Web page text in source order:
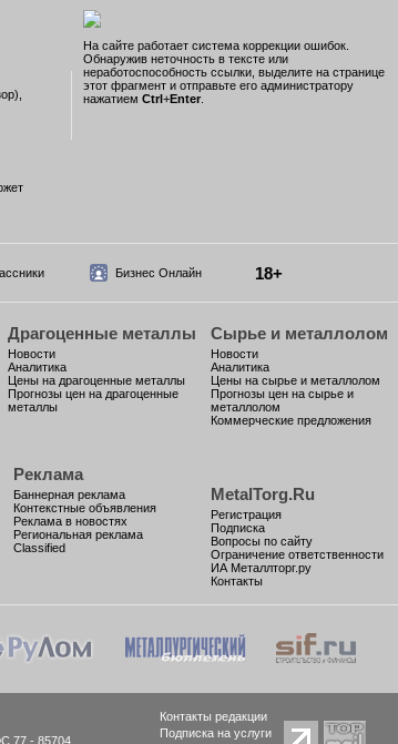
На сайте работает система коррекции ошибок.
Обнаружив неточность в тексте или
неработоспособность ссылки, выделите на странице
этот фрагмент и отправьте его администратору
нажатием Ctrl+Enter
Бизнес Онлайн 18+
Драгоценные металлы
Новости
Аналитика
Цены на драгоценные металлы
Прогнозы цен на драгоценные
металлы
Сырье и металлолом
Новости
Аналитика
Цены на сырье и металлолом
Прогнозы цен на сырье и
металлолом
Коммерческие предложения
Реклама
Баннерная реклама
Контекстные объявления
Реклама в новостях
Региональная реклама
Classified
MetalTorg.Ru
Регистрация
Подписка
Вопросы по сайту
Ограничение ответственности
ИА Металлторг.ру
Контакты
77 - 85704
Контакты редакции
Подписка на услуги